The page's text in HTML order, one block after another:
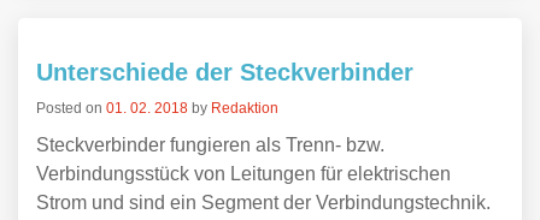
Unterschiede der Steckverbinder
Posted on 01. 02. 2018 by Redaktion
Steckverbinder fungieren als Trenn- bzw.
Verbindungsstück von Leitungen für elektrischen
Strom und sind ein Segment der Verbindungstechnik.